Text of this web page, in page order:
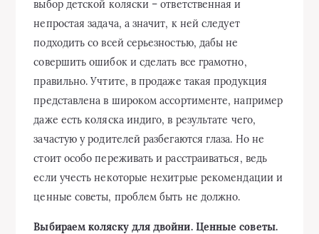
выбор детской коляски – ответственная и
непростая задача, а значит, к ней следует
подходить со всей серьезностью, дабы не
совершить ошибок и сделать все грамотно,
правильно. Учтите, в продаже такая продукция
представлена в широком ассортименте, например
даже есть коляска индиго, в результате чего,
зачастую у родителей разбегаются глаза. Но не
стоит особо переживать и расстраиваться, ведь
если учесть некоторые нехитрые рекомендации и
ценные советы, проблем быть не должно.
Выбираем коляску для двойни. Ценные советы.